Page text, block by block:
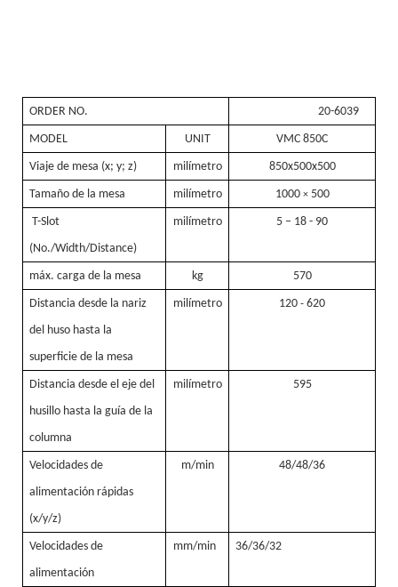
ORDER NO. 20-6039
MODEL UNIT VMC 850C
Viaje de mesa (x; y; z) milímetro 850x500x500
Tamaño de la mesa milímetro 1000 ×500
T-Slot
(No./Width/Distance)
milímetro 5 – 18 - 90
máx. carga de la mesa kg 570
Distancia desde la nariz
del huso hasta la
superficie de la mesa
milímetro 120 - 620
Distancia desde el eje del
husillo hasta la guía de la
columna
milímetro 595
Velocidades de
alimentación rápidas
(x/y/z)
m/min 48/48/36
Velocidades de
alimentación
mm/min 36/36/32